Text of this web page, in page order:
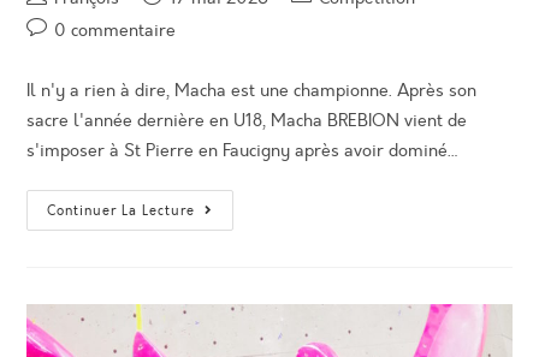
de
published:
Post0 commentaire
Il n'y a rien à dire, Macha est une championne. Après son
sacre l'année dernière en U18, Macha BREBION vient de
s'imposer à St Pierre en Faucigny après avoir dominé…
Continuer La Lecture Macha
BREBION
U19
De
Difficulté